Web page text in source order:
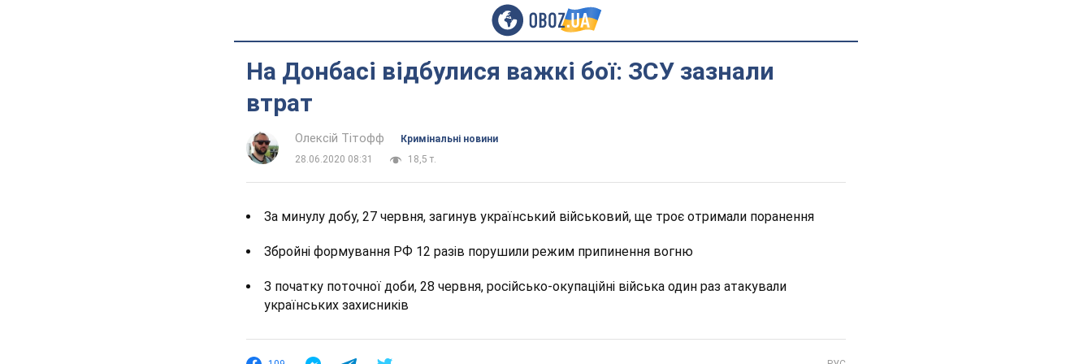
На Донбасі відбулися важкі бої: ЗСУ зазнали
втрат
Олексій Тітофф
Кримінальні новини
28.06.2020 08:31
18,5 т.
За минулу добу, 27 червня, загинув український військовий, ще троє отримали поранення
Збройні формування РФ 12 разів порушили режим припинення вогню
З початку поточної доби, 28 червня, російсько-окупаційні війська один раз атакували
українських захисників